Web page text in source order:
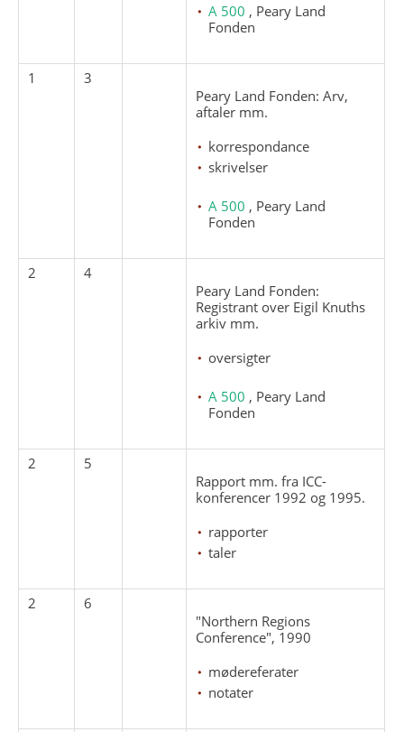
A 500 , Peary Land
Fonden
1
3
Peary Land Fonden: Arv,
aftaler mm.
korrespondance
skrivelser
A 500 , Peary Land
Fonden
2
4
Peary Land Fonden:
Registrant over Eigil Knuths
arkiv mm.
oversigter
A 500 , Peary Land
Fonden
2
5
Rapport mm. fra ICC-
konferencer 1992 og 1995.
rapporter
taler
2
6
"Northern Regions
Conference", 1990
mødereferater
notater